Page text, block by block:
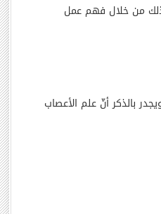
من خلال فهم عمل
بالذكر أنّ علم الأعصاب